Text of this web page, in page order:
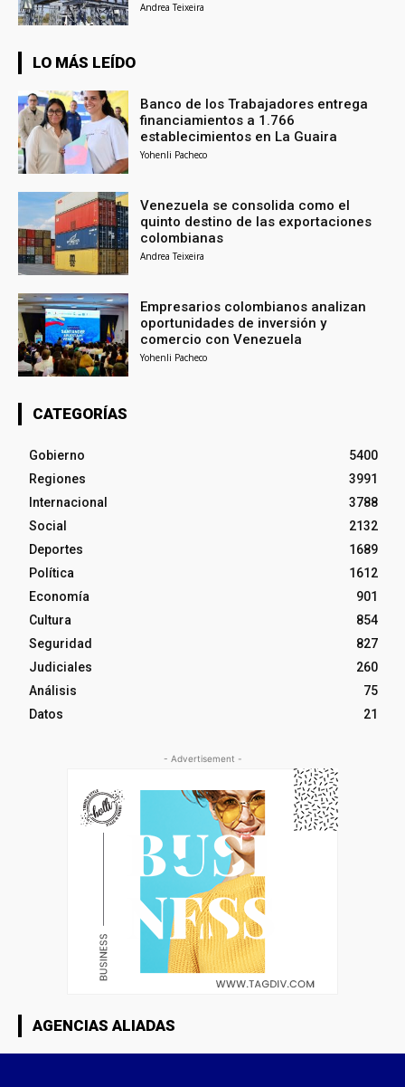
Andrea Teixeira
LO MÁS LEÍDO
Banco de los Trabajadores entrega
financiamientos a 1.766
establecimientos en La Guaira
Yohenli Pacheco
Venezuela se consolida como el
quinto destino de las exportaciones
colombianas
Andrea Teixeira
Empresarios colombianos analizan
oportunidades de inversión y
comercio con Venezuela
Yohenli Pacheco
CATEGORÍAS
Gobierno
5400
Regiones
3991
Internacional
3788
Social
2132
Deportes
1689
Política
1612
Economía
901
Cultura
854
Seguridad
827
Judiciales
260
Análisis
75
Datos
21
- Advertisement -
AGENCIAS ALIADAS